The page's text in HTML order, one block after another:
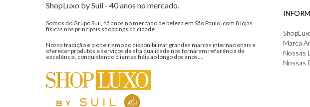
ShopLuxo by Suil - 40 anos no mercado.
Somos do Grupo Suil, há anos no mercado de beleza em São Paulo, com 8 lojas
físicas nos principais shoppings da cidade.
Nossa tradição e pioneirismo ao disponibilizar grandes marcas internacionais e
oferecer produtos e serviços de alta qualidade nos tornaram referência de
excelência, conquistando clientes fiéis ao longo dos anos....
Marca
Nossas
Nossas